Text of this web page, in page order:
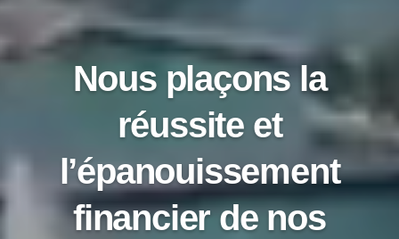
Nous plaçons la
réussite et
l’épanouissement
financier de nos